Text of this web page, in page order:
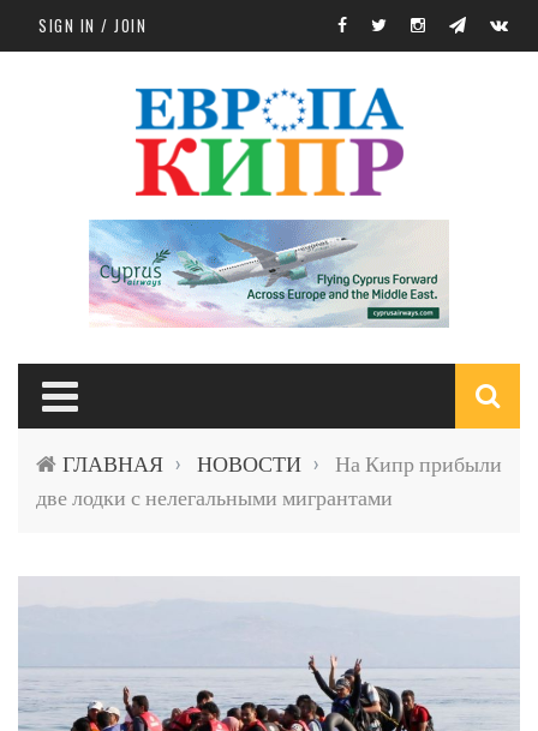
Skip to main content
SIGN IN / JOIN
ГЛАВНАЯ › НОВОСТИ ›
На Кипр прибыли
две лодки с нелегальными мигрантами